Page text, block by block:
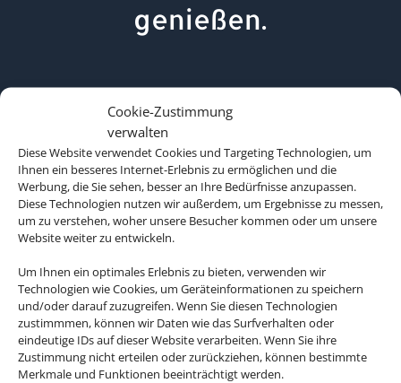
Cookie-Zustimmung
verwalten
Diese Website verwendet Cookies und Targeting Technologien, um
Ihnen ein besseres Internet-Erlebnis zu ermöglichen und die
Werbung, die Sie sehen, besser an Ihre Bedürfnisse anzupassen.
Diese Technologien nutzen wir außerdem, um Ergebnisse zu messen,
um zu verstehen, woher unsere Besucher kommen oder um unsere
Website weiter zu entwickeln.
Um Ihnen ein optimales Erlebnis zu bieten, verwenden wir
Technologien wie Cookies, um Geräteinformationen zu speichern
und/oder darauf zuzugreifen. Wenn Sie diesen Technologien
zustimmmen, können wir Daten wie das Surfverhalten oder
eindeutige IDs auf dieser Website verarbeiten. Wenn Sie ihre
Zustimmung nicht erteilen oder zurückziehen, können bestimmte
Merkmale und Funktionen beeinträchtigt werden.
genießen.